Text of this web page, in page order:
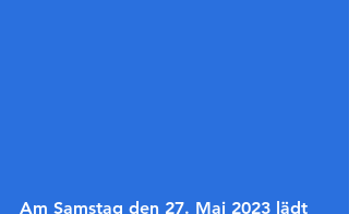
Am Samstag den 27. Mai 2023 lädt